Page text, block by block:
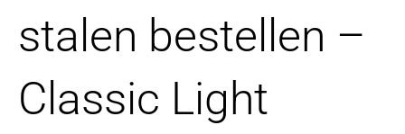
stalen bestellen –
Classic Light